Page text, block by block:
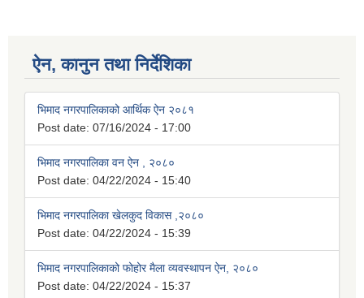
ऐन, कानुन तथा निर्देशिका
भिमाद नगरपालिकाको आर्थिक ऐन २०८१
Post date: 07/16/2024 - 17:00
भिमाद नगरपालिका वन ऐन , २०८०
Post date: 04/22/2024 - 15:40
भिमाद नगरपालिका खेलकुद विकास ,२०८०
Post date: 04/22/2024 - 15:39
भिमाद नगरपालिकाको फोहोर मैला व्यवस्थापन ऐन, २०८०
Post date: 04/22/2024 - 15:37